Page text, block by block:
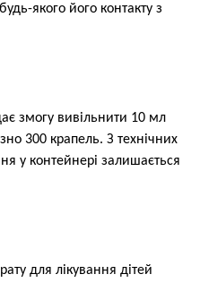
якого його контакту з
змогу вивільнити 10 мл
300 крапель. З технічних
у контейнері залишається
для лікування дітей